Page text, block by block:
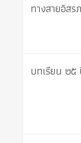
ทางสายอิสร
บทเรียน ๒๕